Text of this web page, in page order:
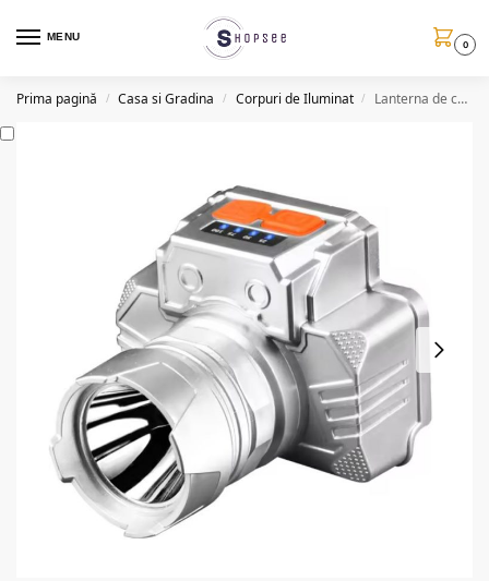
MENU
0
Prima pagină / Casa si Gradina / Corpuri de Iluminat / Lanterna de cap, 3 moduri de iluminare, USB, 1000LM